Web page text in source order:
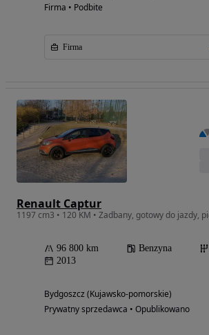
Firma • Podbite
Firma
Renault Captur
96 800 km Benzyna
2013
Bydgoszcz (Kujawsko-pomorskie)
Prywatny sprzedawca • Opublikowano